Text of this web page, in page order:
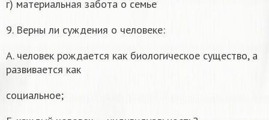
г) материальная забота о семье
9. Верны ли суждения о человеке:
A. человек рождается как биологическое существо, а
развивается как
социальное;